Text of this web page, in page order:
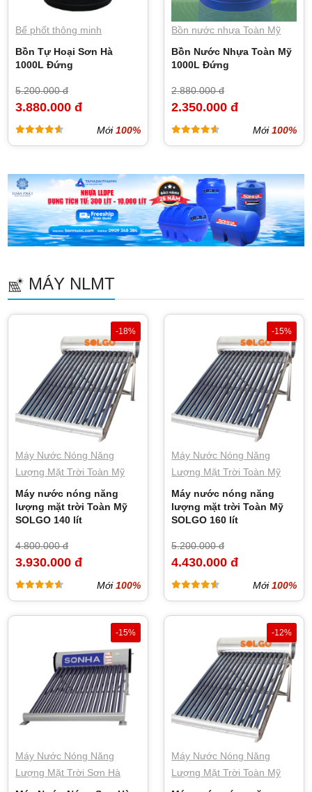
Bể phốt thông minh
Bồn Tự Hoại Sơn Hà
1000L Đứng
5.200.000 đ
3.880.000 đ
Mới100%
Bồn nước nhựa Toàn Mỹ
Bồn Nước Nhựa Toàn Mỹ
1000L Đứng
2.880.000 đ
2.350.000 đ
Mới100%
MÁY NLMT
-18%
Máy Nước Nóng Năng
Lượng Mặt Trời Toàn Mỹ
Máy nước nóng năng
lượng mặt trời Toàn Mỹ
SOLGO 140 lít
4.800.000 đ
3.930.000 đ
Mới100%
-15%
Máy Nước Nóng Năng
Lượng Mặt Trời Toàn Mỹ
Máy nước nóng năng
lượng mặt trời Toàn Mỹ
SOLGO 160 lít
5.200.000 đ
4.430.000 đ
Mới100%
-15%
Máy Nước Nóng Năng
Lượng Mặt Trời Sơn Hà
-12%
Máy Nước Nóng Năng
Lượng Mặt Trời Toàn Mỹ